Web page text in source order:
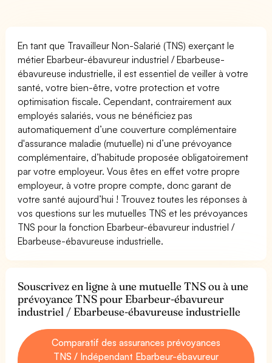
En tant que Travailleur Non-Salarié (TNS) exerçant le
métier Ebarbeur-ébavureur industriel / Ebarbeuse-
ébavureuse industrielle, il est essentiel de veiller à votre
santé, votre bien-être, votre protection et votre
optimisation fiscale. Cependant, contrairement aux
employés salariés, vous ne bénéficiez pas
automatiquement d’une couverture complémentaire
d'assurance maladie (mutuelle) ni d’une prévoyance
complémentaire, d’habitude proposée obligatoirement
par votre employeur. Vous êtes en effet votre propre
employeur, à votre propre compte, donc garant de
votre santé aujourd’hui ! Trouvez toutes les réponses à
vos questions sur les mutuelles TNS et les prévoyances
TNS pour la fonction Ebarbeur-ébavureur industriel /
Ebarbeuse-ébavureuse industrielle.
Souscrivez en ligne à une mutuelle TNS ou à une
prévoyance TNS pour Ebarbeur-ébavureur
industriel / Ebarbeuse-ébavureuse industrielle
Comparatif des assurances prévoyances
TNS / Indépendant Ebarbeur-ébavureur